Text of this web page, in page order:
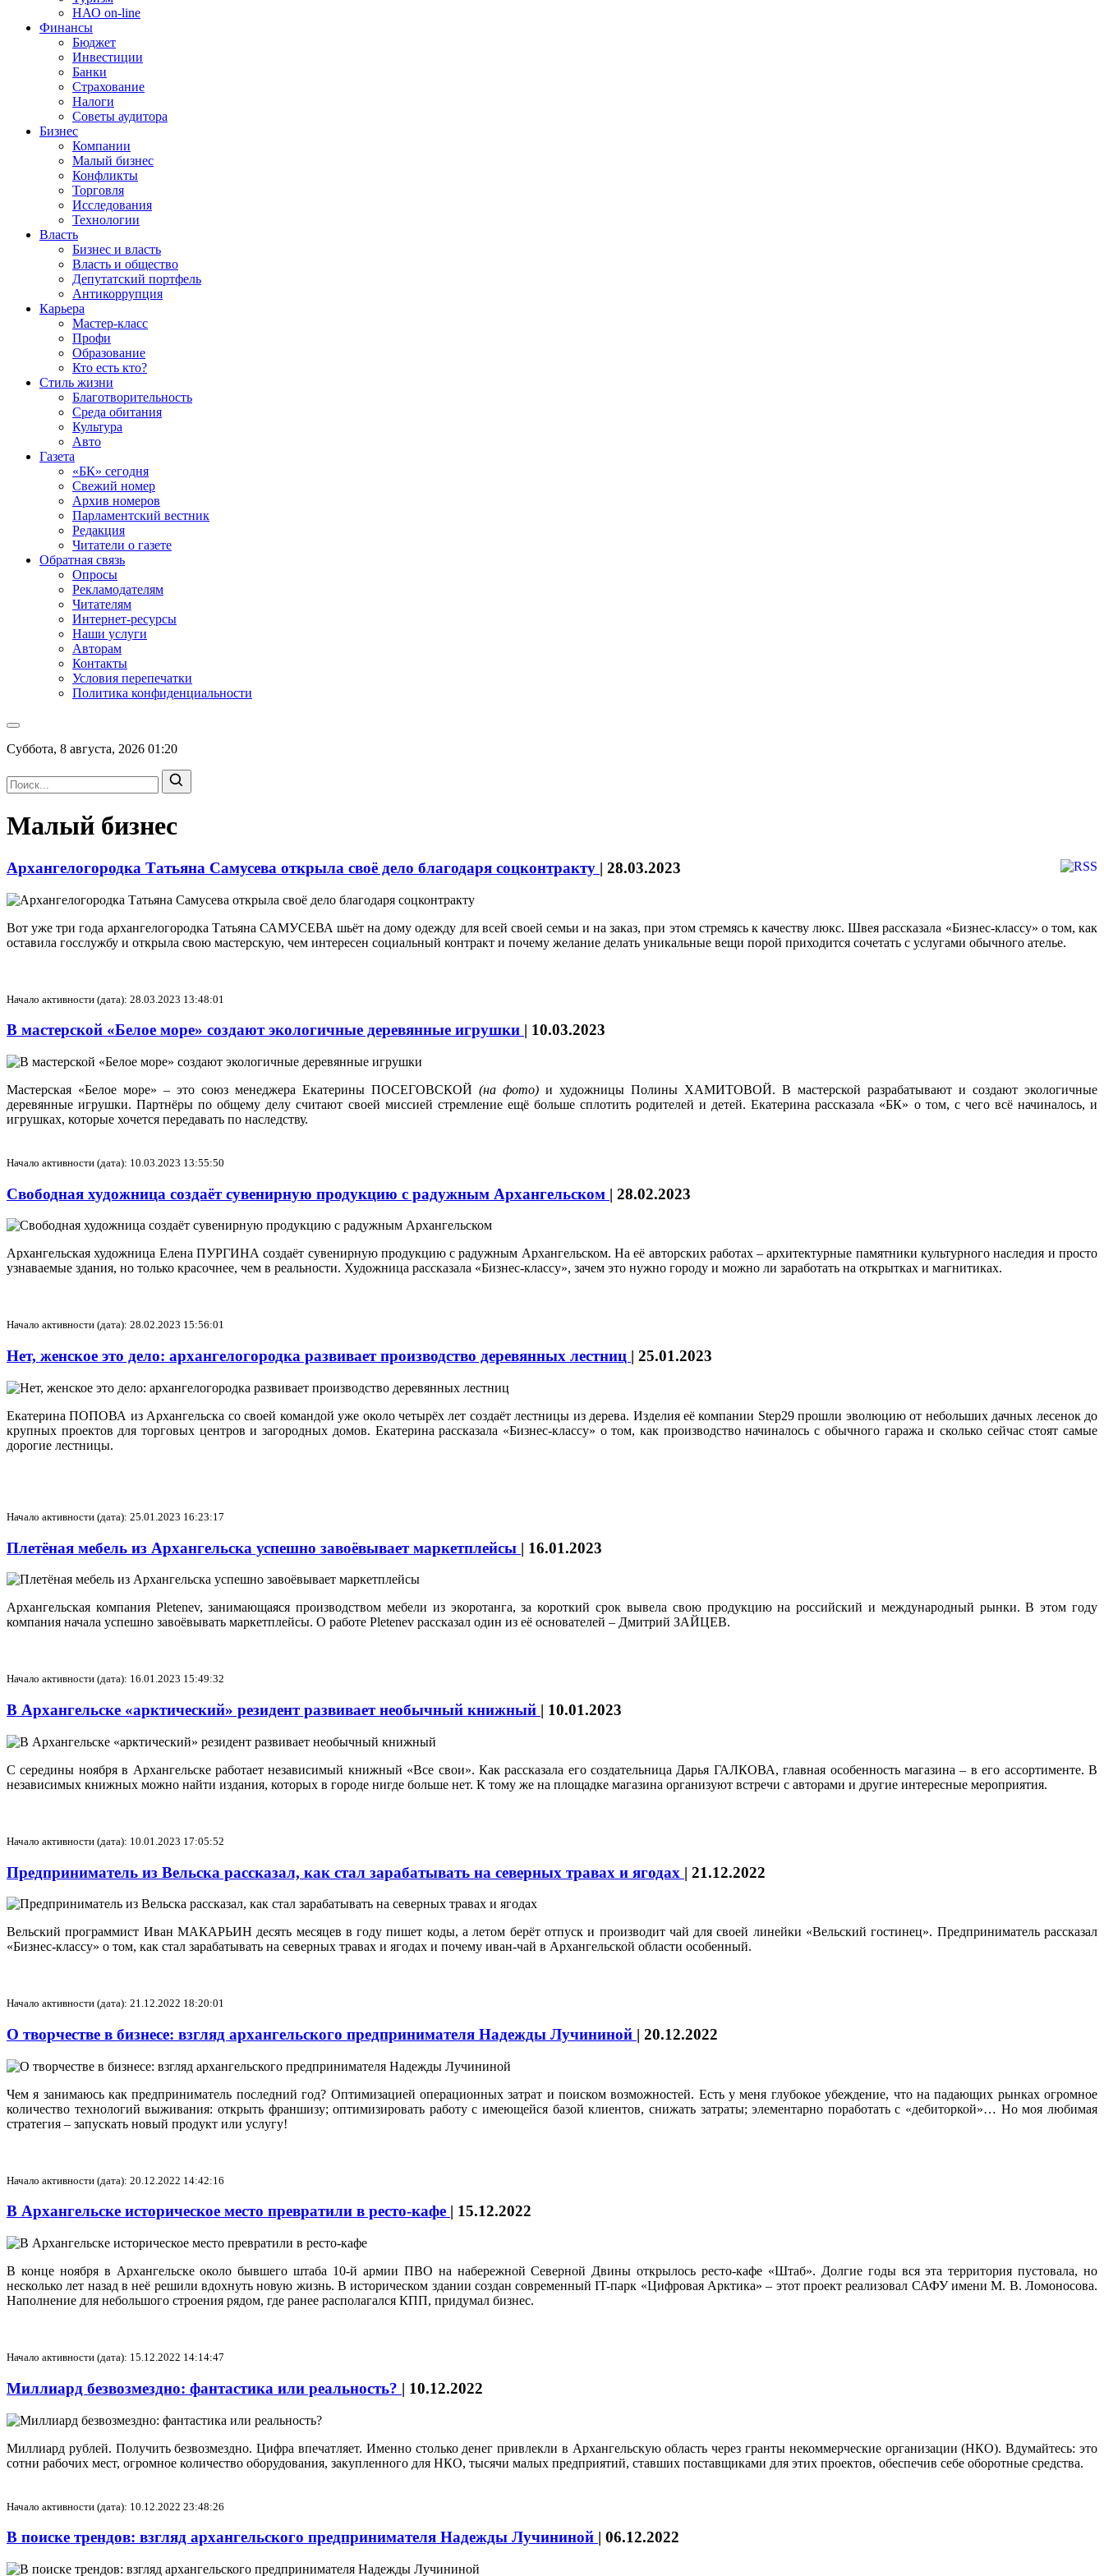
НАО on-line
Финансы
Бюджет
Инвестиции
Банки
Страхование
Налоги
Советы аудитора
Бизнес
Компании
Малый бизнес
Конфликты
Торговля
Исследования
Технологии
Власть
Бизнес и власть
Власть и общество
Депутатский портфель
Антикоррупция
Карьера
Мастер-класс
Профи
Образование
Кто есть кто?
Стиль жизни
Благотворительность
Среда обитания
Культура
Авто
Газета
«БК» сегодня
Свежий номер
Архив номеров
Парламентский вестник
Редакция
Читатели о газете
Обратная связь
Опросы
Рекламодателям
Читателям
Интернет-ресурсы
Наши услуги
Авторам
Контакты
Условия перепечатки
Политика конфиденциальности
Суббота, 8 августа, 2026 01:20
Малый бизнес
Архангелогородка Татьяна Самусева открыла своё дело благодаря соцконтракту | 28.03.2023
Вот уже три года архангелогородка Татьяна САМУСЕВА шьёт на дому одежду для всей своей семьи и на заказ, при этом стремясь к качеству люкс. Швея рассказала «Бизнес-классу» о том, как
оставила госслужбу и открыла свою мастерскую, чем интересен социальный контракт и почему желание делать уникальные вещи порой приходится сочетать с услугами обычного ателье.
Начало активности (дата): 28.03.2023 13:48:01
В мастерской «Белое море» создают экологичные деревянные игрушки | 10.03.2023
Мастерская «Белое море» – это союз менеджера Екатерины ПОСЕГОВСКОЙ (на фото) и художницы Полины ХАМИТОВОЙ. В мастерской разрабатывают и создают экологичные
деревянные игрушки. Партнёры по общему делу считают своей миссией стремление ещё больше сплотить родителей и детей. Екатерина рассказала «БК» о том, с чего всё начиналось, и
игрушках, которые хочется передавать по наследству.
Начало активности (дата): 10.03.2023 13:55:50
Свободная художница создаёт сувенирную продукцию с радужным Архангельском | 28.02.2023
Архангельская художница Елена ПУРГИНА создаёт сувенирную продукцию с радужным Архангельском. На её авторских работах – архитектурные памятники культурного наследия и просто
узнаваемые здания, но только красочнее, чем в реальности. Художница рассказала «Бизнес-классу», зачем это нужно городу и можно ли заработать на открытках и магнитиках.
Начало активности (дата): 28.02.2023 15:56:01
Нет, женское это дело: архангелогородка развивает производство деревянных лестниц | 25.01.2023
Екатерина ПОПОВА из Архангельска со своей командой уже около четырёх лет создаёт лестницы из дерева. Изделия её компании Step29 прошли эволюцию от небольших дачных лесенок до
крупных проектов для торговых центров и загородных домов. Екатерина рассказала «Бизнес-классу» о том, как производство начиналось с обычного гаража и сколько сейчас стоят самые
дорогие лестницы.
Начало активности (дата): 25.01.2023 16:23:17
Плетёная мебель из Архангельска успешно завоёвывает маркетплейсы | 16.01.2023
Архангельская компания Pletenev, занимающаяся производством мебели из экоротанга, за короткий срок вывела свою продукцию на российский и международный рынки. В этом году
компания начала успешно завоёвывать маркетплейсы. О работе Pletenev рассказал один из её основателей – Дмитрий ЗАЙЦЕВ.
Начало активности (дата): 16.01.2023 15:49:32
В Архангельске «арктический» резидент развивает необычный книжный | 10.01.2023
С середины ноября в Архангельске работает независимый книжный «Все свои». Как рассказала его создательница Дарья ГАЛКОВА, главная особенность магазина – в его ассортименте. В
независимых книжных можно найти издания, которых в городе нигде больше нет. К тому же на площадке магазина организуют встречи с авторами и другие интересные мероприятия.
Начало активности (дата): 10.01.2023 17:05:52
Предприниматель из Вельска рассказал, как стал зарабатывать на северных травах и ягодах | 21.12.2022
Вельский программист Иван МАКАРЬИН десять месяцев в году пишет коды, а летом берёт отпуск и производит чай для своей линейки «Вельский гостинец». Предприниматель рассказал
«Бизнес-классу» о том, как стал зарабатывать на северных травах и ягодах и почему иван-чай в Архангельской области особенный.
Начало активности (дата): 21.12.2022 18:20:01
О творчестве в бизнесе: взгляд архангельского предпринимателя Надежды Лучининой | 20.12.2022
Чем я занимаюсь как предприниматель последний год? Оптимизацией операционных затрат и поиском возможностей. Есть у меня глубокое убеждение, что на падающих рынках огромное
количество технологий выживания: открыть франшизу; оптимизировать работу с имеющейся базой клиентов, снижать затраты; элементарно поработать с «дебиторкой»… Но моя любимая
стратегия – запускать новый продукт или услугу!
Начало активности (дата): 20.12.2022 14:42:16
В Архангельске историческое место превратили в ресто-кафе | 15.12.2022
В конце ноября в Архангельске около бывшего штаба 10-й армии ПВО на набережной Северной Двины открылось ресто-кафе «Штаб». Долгие годы вся эта территория пустовала, но
несколько лет назад в неё решили вдохнуть новую жизнь. В историческом здании создан современный IT-парк «Цифровая Арктика» – этот проект реализовал САФУ имени М. В. Ломоносова.
Наполнение для небольшого строения рядом, где ранее располагался КПП, придумал бизнес.
Начало активности (дата): 15.12.2022 14:14:47
Миллиард безвозмездно: фантастика или реальность? | 10.12.2022
Миллиард рублей. Получить безвозмездно. Цифра впечатляет. Именно столько денег привлекли в Архангельскую область через гранты некоммерческие организации (НКО). Вдумайтесь: это
сотни рабочих мест, огромное количество оборудования, закупленного для НКО, тысячи малых предприятий, ставших поставщиками для этих проектов, обеспечив себе оборотные средства.
Начало активности (дата): 10.12.2022 23:48:26
В поиске трендов: взгляд архангельского предпринимателя Надежды Лучининой | 06.12.2022